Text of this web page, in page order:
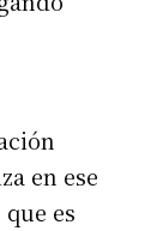
en ese
es